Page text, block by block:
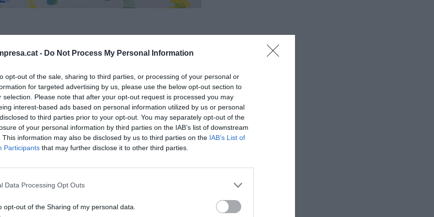
- Do Not Process My Personal Information
opt-out of the sale, sharing to third parties, or processing of your personal or
for targeted advertising by us, please use the below opt-out section to
selection. Please note that after your opt-out request is processed you may
interest-based ads based on personal information utilized by us or personal
to third parties prior to your opt-out. You may separately opt-out of the
of your personal information by third parties on the IAB’s list of downstream
This information may also be disclosed by us to third parties on the IAB’s List of
Participants that may further disclose it to other third parties.
Data Processing Opt Outs
opt-out of the Sharing of my personal data.
Act. 10 de Enero de 2023 - 8:40
copara los titulares del extinto 2022,
por un tránsito vital que les llevó a gestionar un
la profesión que soñaron ejercer en sus
una de las agencias de publicidad